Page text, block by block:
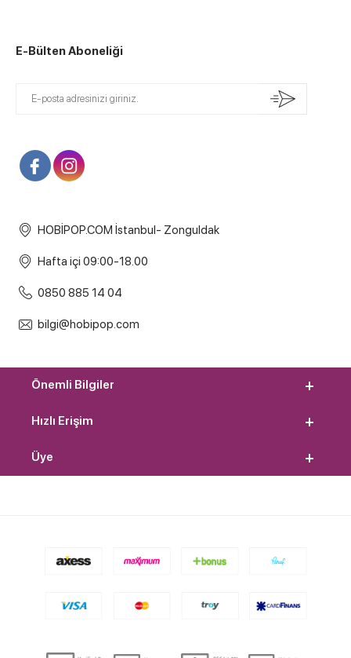
E-Bülten Aboneliği
HOBİPOP.COM İstanbul- Zonguldak
Hafta içi 09:00-18.00
0850 885 14 04
bilgi@hobipop.com
Önemli Bilgiler
Hızlı Erişim
Üye